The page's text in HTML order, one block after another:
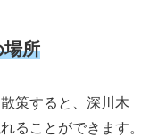
場所
策すると、深川木
ることができます。